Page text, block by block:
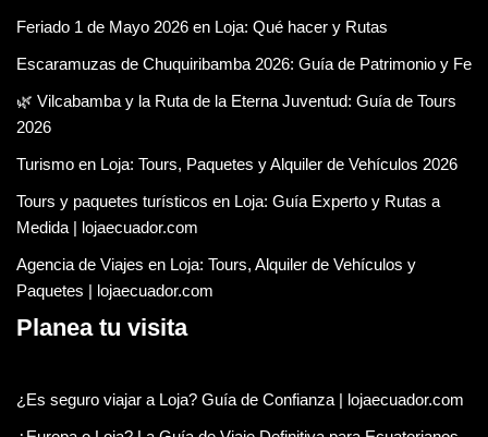
Feriado 1 de Mayo 2026 en Loja: Qué hacer y Rutas
Escaramuzas de Chuquiribamba 2026: Guía de Patrimonio y Fe
🌿 Vilcabamba y la Ruta de la Eterna Juventud: Guía de Tours
2026
Turismo en Loja: Tours, Paquetes y Alquiler de Vehículos 2026
Tours y paquetes turísticos en Loja: Guía Experto y Rutas a
Medida | lojaecuador.com
Agencia de Viajes en Loja: Tours, Alquiler de Vehículos y
Paquetes | lojaecuador.com
Planea tu visita
¿Es seguro viajar a Loja? Guía de Confianza | lojaecuador.com